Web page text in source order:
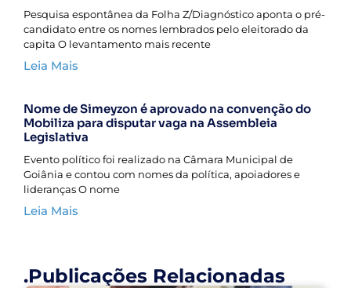
Pesquisa espontânea da Folha Z/Diagnóstico aponta o pré-
candidato entre os nomes lembrados pelo eleitorado da
capita O levantamento mais recente
Leia Mais
Nome de Simeyzon é aprovado na convenção do
Mobiliza para disputar vaga na Assembleia
Legislativa
Evento político foi realizado na Câmara Municipal de
Goiânia e contou com nomes da política, apoiadores e
lideranças O nome
Leia Mais
.Publicações Relacionadas